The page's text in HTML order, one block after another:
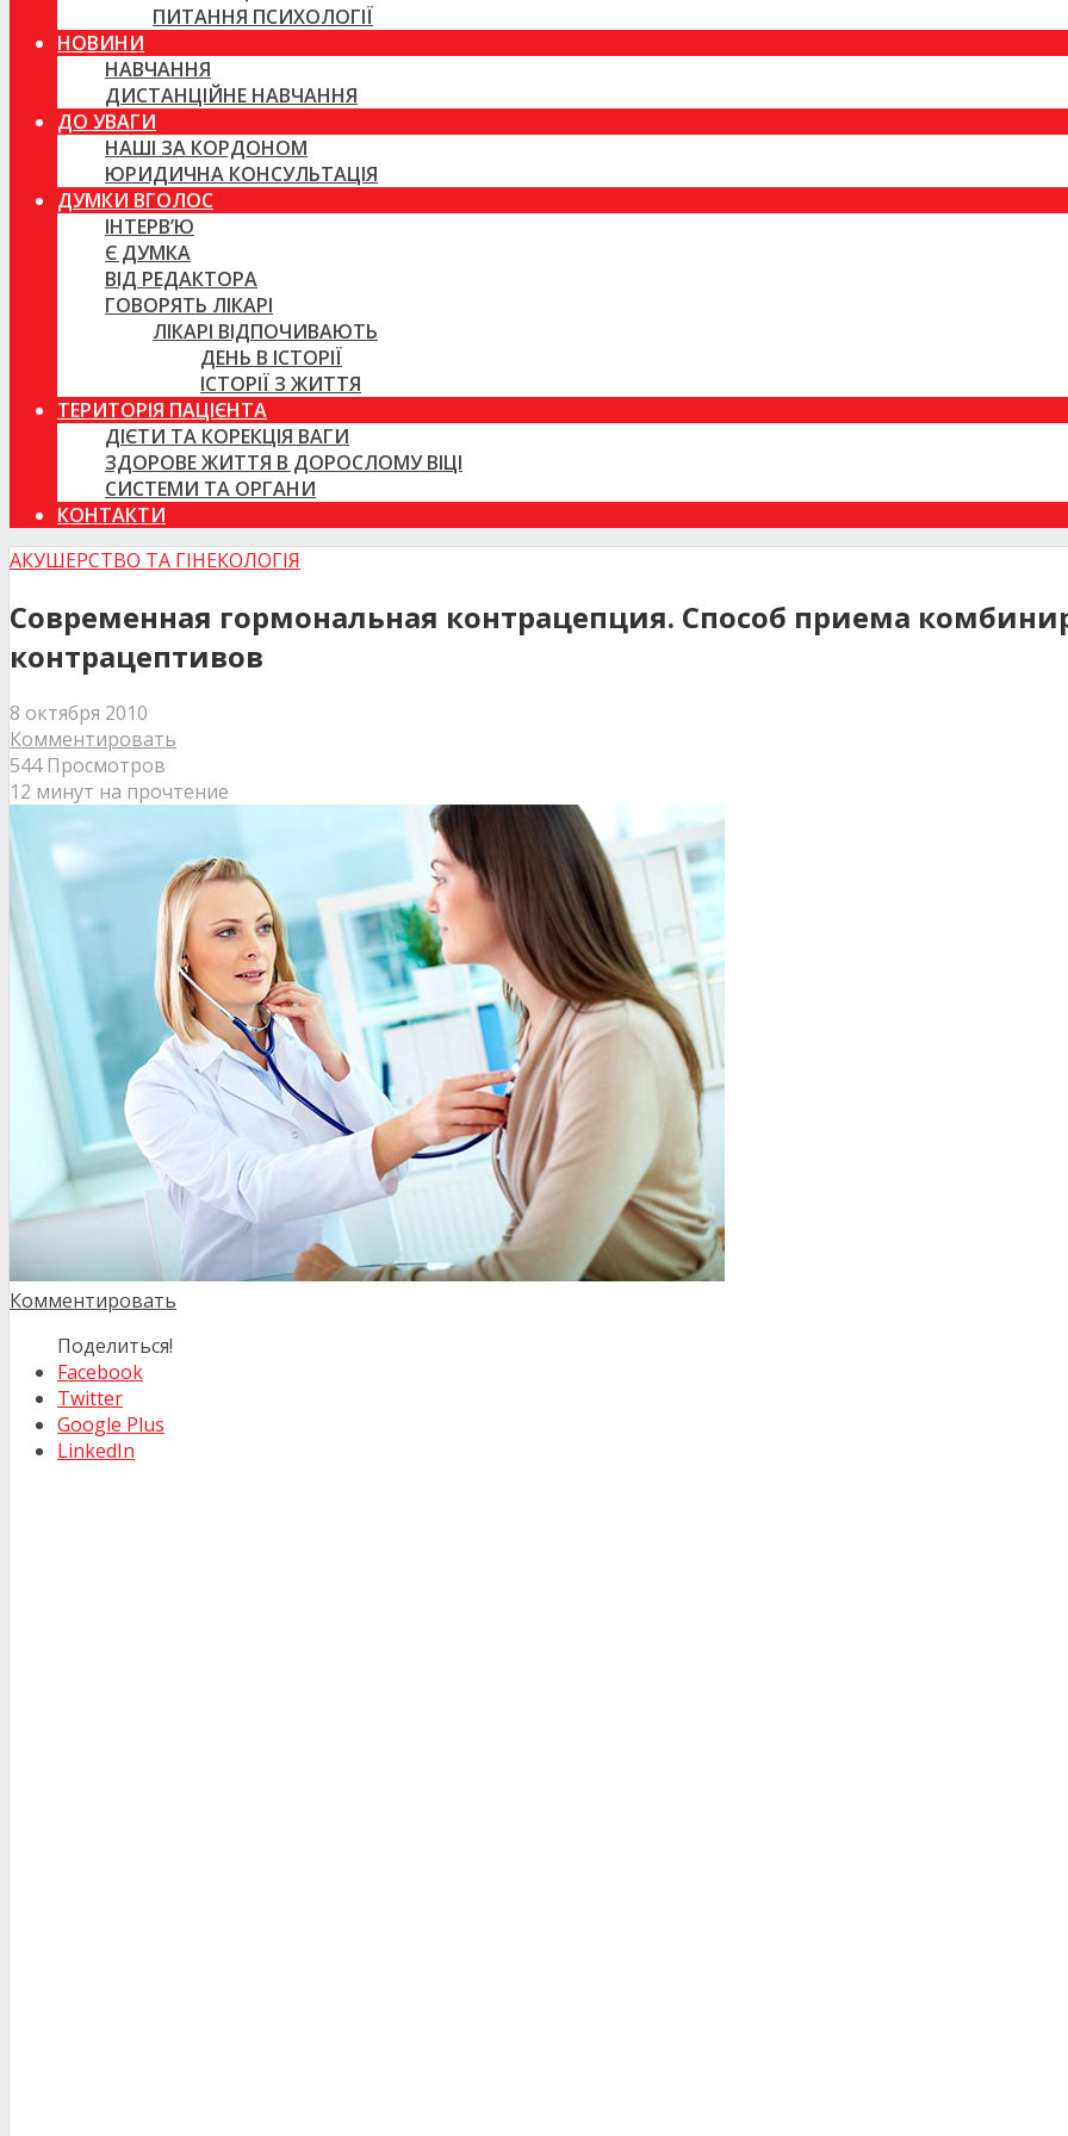
ПИТАННЯ ПСИХОЛОГІЇ
НОВИНИ
НАВЧАННЯ
ДИСТАНЦІЙНЕ НАВЧАННЯ
ДО УВАГИ
НАШІ ЗА КОРДОНОМ
ЮРИДИЧНА КОНСУЛЬТАЦІЯ
ДУМКИ ВГОЛОС
ІНТЕРВ’Ю
Є ДУМКА
ВІД РЕДАКТОРА
ГОВОРЯТЬ ЛІКАРІ
ЛІКАРІ ВІДПОЧИВАЮТЬ
ДЕНЬ В ІСТОРІЇ
ІСТОРІЇ З ЖИТТЯ
ТЕРИТОРІЯ ПАЦІЄНТА
ДІЄТИ ТА КОРЕКЦІЯ ВАГИ
ЗДОРОВЕ ЖИТТЯ В ДОРОСЛОМУ ВІЦІ
СИСТЕМИ ТА ОРГАНИ
КОНТАКТИ
АКУШЕРСТВО ТА ГІНЕКОЛОГІЯ
Современная гормональная контрацепция. Способ приема
контрацептивов
8 октября 2010
Комментировать
544 Просмотров
12 минут на прочтение
Комментировать
Поделиться!
Facebook
Twitter
Google Plus
LinkedIn